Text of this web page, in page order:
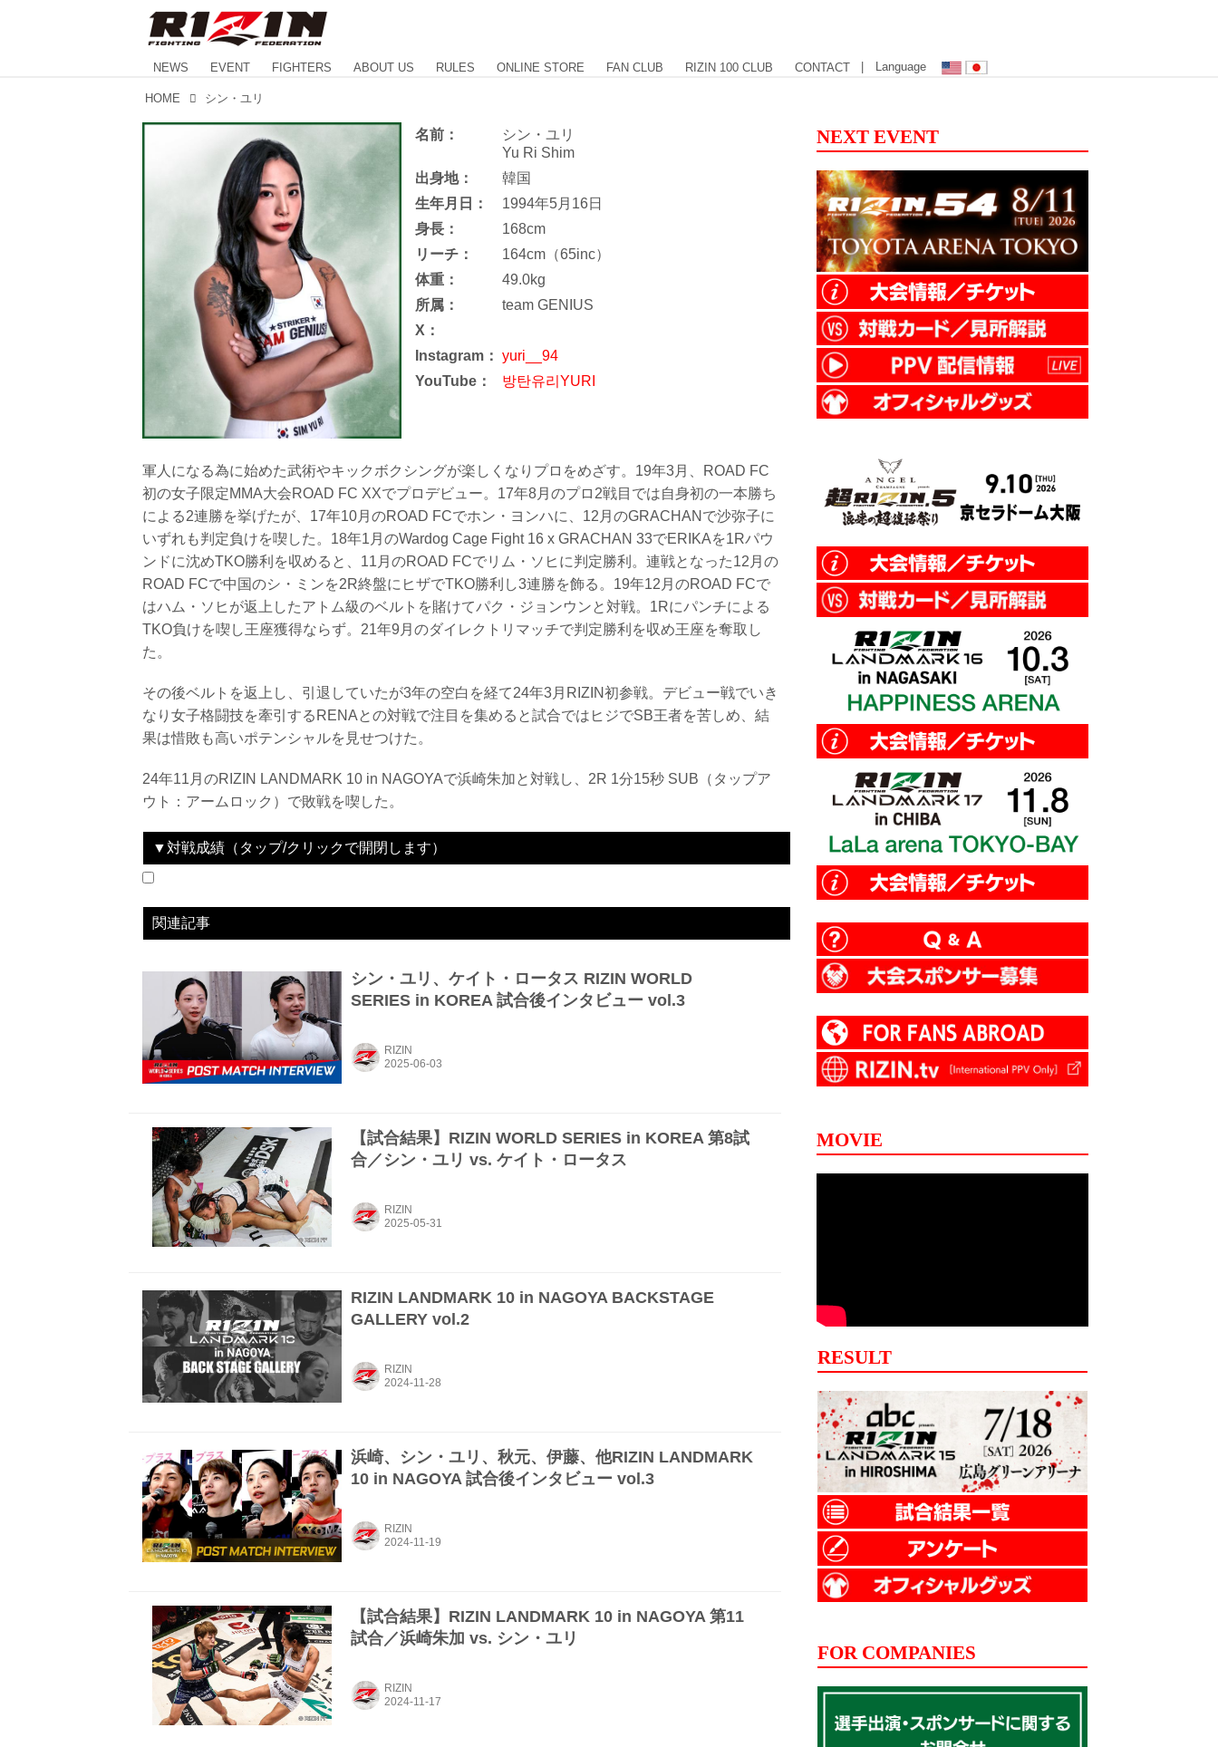
NEWS EVENT FIGHTERS ABOUT US RULES ONLINE STORE FAN CLUB RIZIN 100 CLUB CONTACT | Language
HOME シン・ユリ
名前：
シン・ユリ
Yu Ri Shim
出身地：
韓国
生年月日：
1994年5月16日
身長：
168cm
リーチ：
164cm（65inc）
体重：
49.0kg
所属：
team GENIUS
X：
Instagram：
yuri__94
YouTube：
방탄유리YURI
軍人になる為に始めた武術やキックボクシングが楽しくなりプロをめざす。19年3月、ROAD FC
初の女子限定MMA大会ROAD FC XXでプロデビュー。17年8月のプロ2戦目では自身初の一本勝ち
による2連勝を挙げたが、17年10月のROAD FCでホン・ヨンハに、12月のGRACHANで沙弥子に
いずれも判定負けを喫した。18年1月のWardog Cage Fight 16 x GRACHAN 33でERIKAを1Rパウ
ンドに沈めTKO勝利を収めると、11月のROAD FCでリム・ソヒに判定勝利。連戦となった12月の
ROAD FCで中国のシ・ミンを2R終盤にヒザでTKO勝利し3連勝を飾る。19年12月のROAD FCで
はハム・ソヒが返上したアトム級のベルトを賭けてパク・ジョンウンと対戦。1Rにパンチによる
TKO負けを喫し王座獲得ならず。21年9月のダイレクトリマッチで判定勝利を収め王座を奪取し
た。
その後ベルトを返上し、引退していたが3年の空白を経て24年3月RIZIN初参戦。デビュー戦でいき
なり女子格闘技を牽引するRENAとの対戦で注目を集めると試合ではヒジでSB王者を苦しめ、結
果は惜敗も高いポテンシャルを見せつけた。
24年11月のRIZIN LANDMARK 10 in NAGOYAで浜崎朱加と対戦し、2R 1分15秒 SUB（タップア
ウト：アームロック）で敗戦を喫した。
▼対戦成績（タップ/クリックで開閉します）
関連記事
シン・ユリ、ケイト・ロータス RIZIN WORLD
SERIES in KOREA 試合後インタビュー vol.3
RIZIN
【試合結果】RIZIN WORLD SERIES in KOREA 第8試
合／シン・ユリ vs. ケイト・ロータス
RIZIN
RIZIN LANDMARK 10 in NAGOYA BACKSTAGE
GALLERY vol.2
RIZIN
浜崎、シン・ユリ、秋元、伊藤、他RIZIN LANDMARK
10 in NAGOYA 試合後インタビュー vol.3
RIZIN
【試合結果】RIZIN LANDMARK 10 in NAGOYA 第11
試合／浜崎朱加 vs. シン・ユリ
RIZIN
NEXT EVENT
MOVIE
RESULT
FOR COMPANIES